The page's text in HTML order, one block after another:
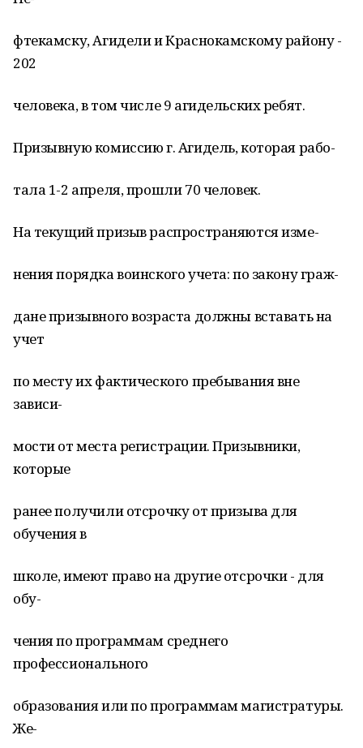
фтекамску, Агидели и Краснокамскому району -
202
человека, в том числе 9 агидельских ребят.
Призывную комиссию г. Агидель, которая рабо-
тала 1-2 апреля, прошли 70 человек.
На текущий призыв распространяются изме-
нения порядка воинского учета: по закону граж-
дане призывного возраста должны вставать на
учет
по месту их фактического пребывания вне
зависи-
мости от места регистрации. Призывники,
которые
ранее получили отсрочку от призыва для
обучения в
школе, имеют право на другие отсрочки - для
обу-
чения по программам среднего
профессионального
образования или по программам магистратуры.
Же-